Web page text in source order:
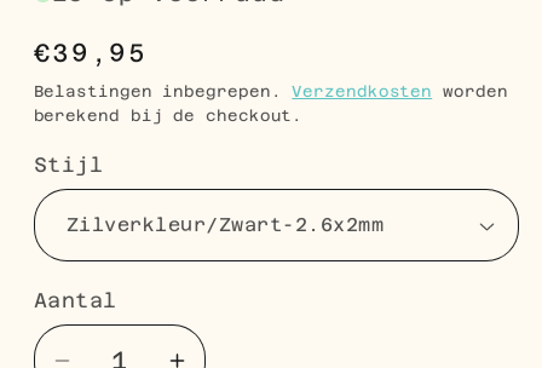
Normale
prijs
€39,95
Belastingen inbegrepen.Verzendkosten worden
berekend bij de checkout.
Stijl
Aantal
Aantal